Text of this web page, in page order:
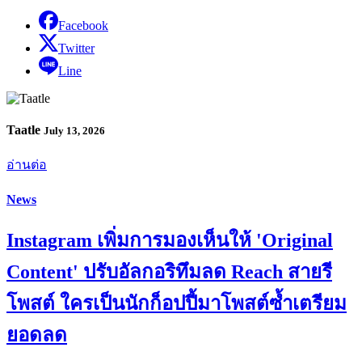
Facebook
Twitter
Line
Taatle July 13, 2026
อ่านต่อ
News
Instagram เพิ่มการมองเห็นให้ 'Original
Content' ปรับอัลกอริทึมลด Reach สายรี
โพสต์ ใครเป็นนักก็อปปี้มาโพสต์ซ้ำเตรียม
ยอดลด